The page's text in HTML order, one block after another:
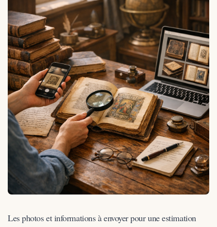
Les photos et informations à envoyer pour une estimation